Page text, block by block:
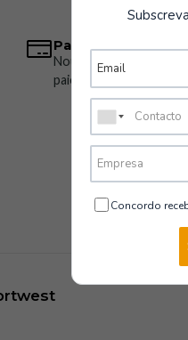
Paiements
Nous proposons
paiement sécurisées.
Concordo